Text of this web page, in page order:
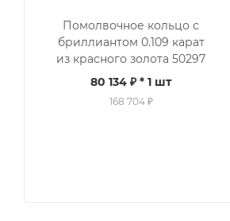
Помолвочное кольцо с
бриллиантом 0.109 карат
из красного золота 50297
80 134 ₽ * 1 шт
168 704 ₽